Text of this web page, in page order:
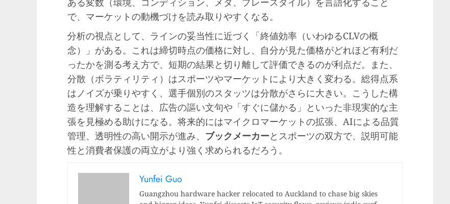
で、マーケットの動機づけを読み取りやすくなる。
分析の視点として、ラインの妥当性に近づく「終値効率（いわゆるCLVの概
念）」がある。これは締切時点の価格に対し、自分が見た価格がどれほど有利だ
ったかを測る考え方で、短期の結果と切り離して評価できるのが利点だ。また、
分散（ボラティリティ）はスポーツやマーケットにより大きく変わる。総得点系
はノイズが乗りやすく、選手個別のスタッツは分散がさらに大きい。こうした構
造を理解することは、広告の謳い文句や「すぐに儲かる」といった非現実的な主
張を見極める助けになる。将来的にはマイクロマーケットの拡張、AIによる品質
管理、透明性の高い開示が進み、 ブックメーカーとスポーツの双方で、説明可能
性と消費者保護の両立がより強く求められるだろう。
Yunfei Guo
Guangzhou hardware hacker relocated to Auckland to chase big skies